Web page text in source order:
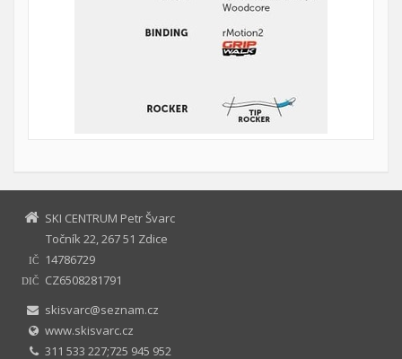
SKI CENTRUM Petr Švarc
Točník 22, 267 51 Zdice
IČ 14786729
DIČ
CZ6508281791
skisvarc@seznam.cz
www.skisvarc.cz
311 533 227;725 945 952